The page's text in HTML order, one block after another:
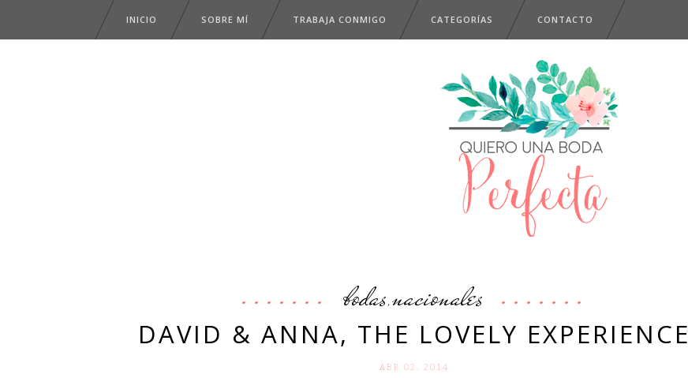
INICIO SOBRE MÍ TRABAJA CONMIGO CATEGORÍAS CONTACTO
bodas,nacionales
DAVID & ANNA, THE LOVELY EXPERIENCE
ABR 02. 2014